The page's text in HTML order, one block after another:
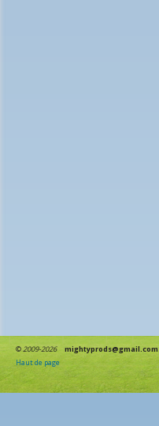
©2009-2026
mightyprods@gmail.com
Haut de page